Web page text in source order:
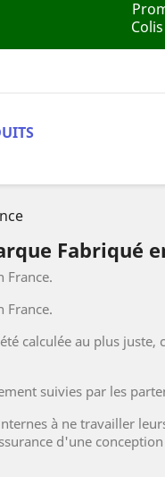
Fabriqué
France.
France.
calculée au plus
suivies par les
à ne travailler
d'une